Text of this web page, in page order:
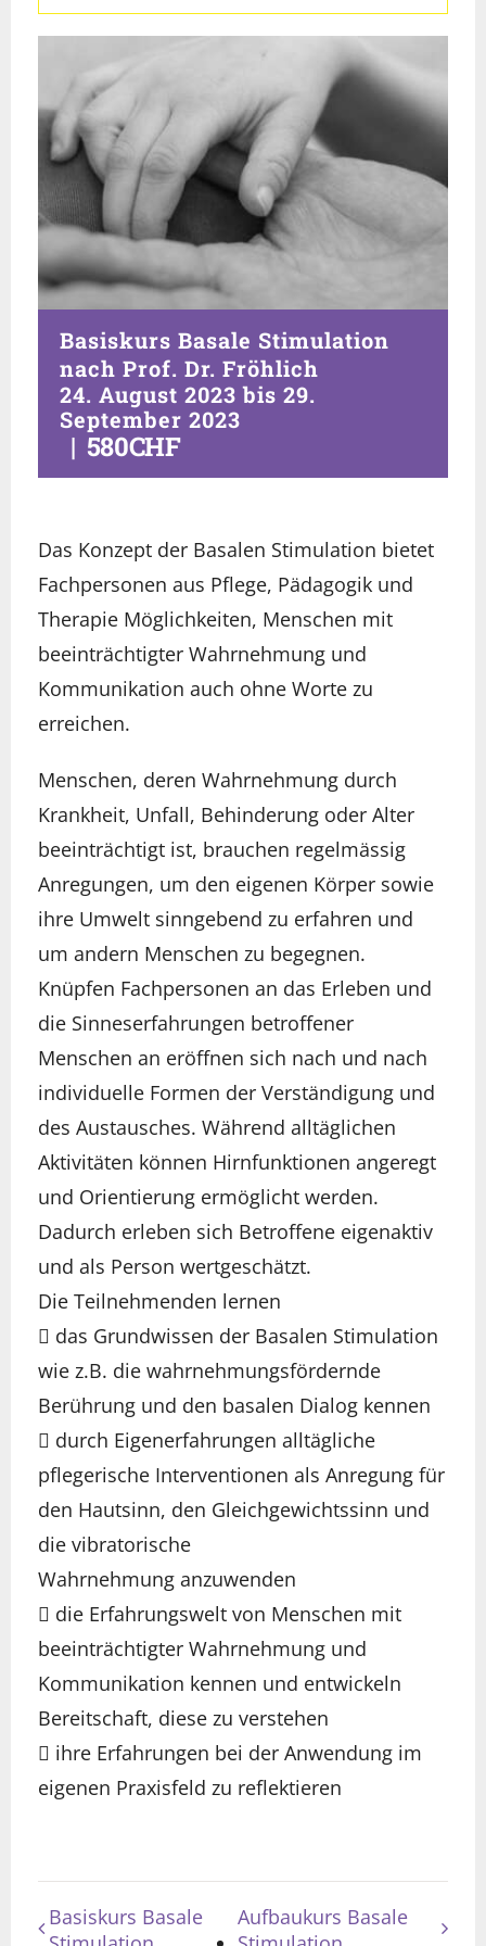
Basiskurs Basale Stimulation
nach Prof. Dr. Fröhlich
24. August 2023 bis 29.
September 2023
| 580CHF
Das Konzept der Basalen Stimulation bietet
Fachpersonen aus Pflege, Pädagogik und
Therapie Möglichkeiten, Menschen mit
beeinträchtigter Wahrnehmung und
Kommunikation auch ohne Worte zu
erreichen.
Menschen, deren Wahrnehmung durch
Krankheit, Unfall, Behinderung oder Alter
beeinträchtigt ist, brauchen regelmässig
Anregungen, um den eigenen Körper sowie
ihre Umwelt sinngebend zu erfahren und
um andern Menschen zu begegnen.
Knüpfen Fachpersonen an das Erleben und
die Sinneserfahrungen betroffener
Menschen an eröffnen sich nach und nach
individuelle Formen der Verständigung und
des Austausches. Während alltäglichen
Aktivitäten können Hirnfunktionen angeregt
und Orientierung ermöglicht werden.
Dadurch erleben sich Betroffene eigenaktiv
und als Person wertgeschätzt.
Die Teilnehmenden lernen
 das Grundwissen der Basalen Stimulation
wie z.B. die wahrnehmungsfördernde
Berührung und den basalen Dialog kennen
 durch Eigenerfahrungen alltägliche
pflegerische Interventionen als Anregung für
den Hautsinn, den Gleichgewichtssinn und
die vibratorische
Wahrnehmung anzuwenden
 die Erfahrungswelt von Menschen mit
beeinträchtigter Wahrnehmung und
Kommunikation kennen und entwickeln
Bereitschaft, diese zu verstehen
 ihre Erfahrungen bei der Anwendung im
eigenen Praxisfeld zu reflektieren
Basiskurs Basale
Aufbaukurs Basale